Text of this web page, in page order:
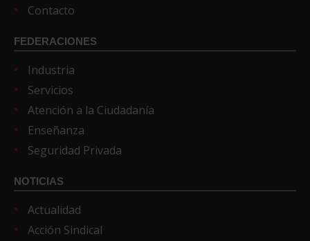
Contacto
FEDERACIONES
Industria
Servicios
Atención a la Ciudadanía
Enseñanza
Seguridad Privada
NOTICIAS
Actualidad
Acción Sindical